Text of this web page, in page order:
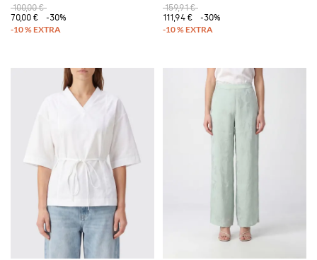
100,00 €
70,00 €
-30%
159,91 €
111,94 €
-30%